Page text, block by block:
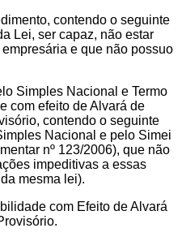
contendo o seguinte
Lei, ser capaz, não estar
e que não possuo
Simples Nacional e Termo
com efeito de Alvará de
contendo o seguinte
Nacional e pelo Simei
nº 123/2006), que não
impeditivas a essas
mesma lei).
com Efeito de Alvará